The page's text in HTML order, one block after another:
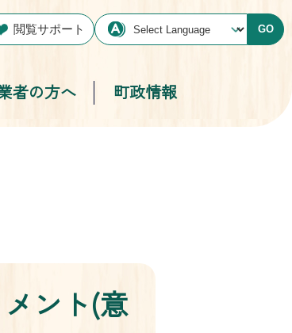
閲覧サポート GO
者の方へ 町政情報
ント(意